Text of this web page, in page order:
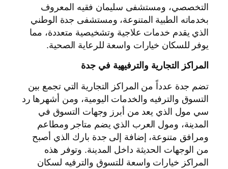
التخصصي، ومستشفى سليمان فقيه المعروف
بخدماته الطبية المتنوعة، ومستشفى جدة الوطني
الذي يقدم خدمات علاجية وتشخيصية متعددة، مما
يوفر للسكان خيارات واسعة للرعاية الصحية.
المراكز التجارية والترفيهية في جدة
تضم جدة عدداً من المراكز التجارية التي تجمع بين
التسوق والترفيه والخدمات اليومية، ومن أشهرها رد
سي مول الذي يعد من أبرز وجهات التسوق في
المدينة، ومول العرب الذي يضم متاجر ومطاعم
ومرافق متنوعة، إضافة إلى جدة بارك الذي أصبح
من الوجهات الحديثة داخل المدينة. وتوفر هذه
المراكز خيارات واسعة للتسوق والترفيه لسكان